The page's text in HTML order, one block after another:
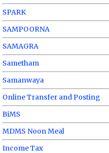
SPARK
SAMPOORNA
SAMAGRA
Sametham
Samanwaya
Online Transfer and Posting
BiMS
MDMS Noon Meal
Income Tax